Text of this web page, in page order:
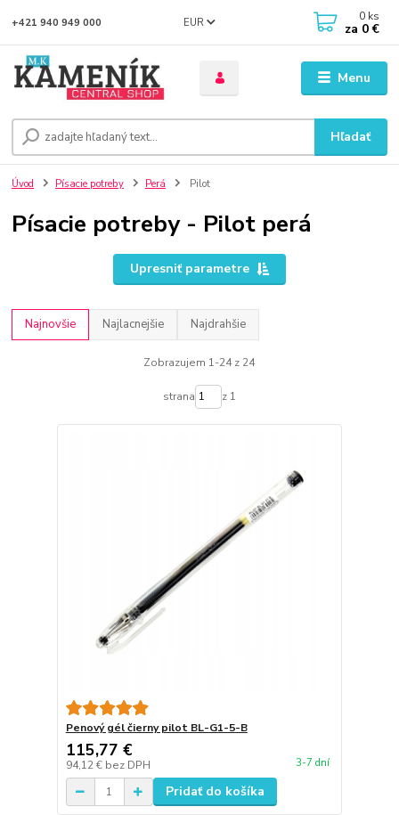
Menu
EUR
Hľadať
+421 940 949 000 0 ks
za 0 €
Úvod Písacie potreby Perá Pilot
Písacie potreby - Pilot perá
Upresniť parametre
Najnovšie Najlacnejšie Najdrahšie
Zobrazujem 1-24 z 24
strana z 1
Penový gél čierny pilot BL-G1-5-B
115,77 €
94,12 € bez DPH 3-7 dní
Pridať do košíka